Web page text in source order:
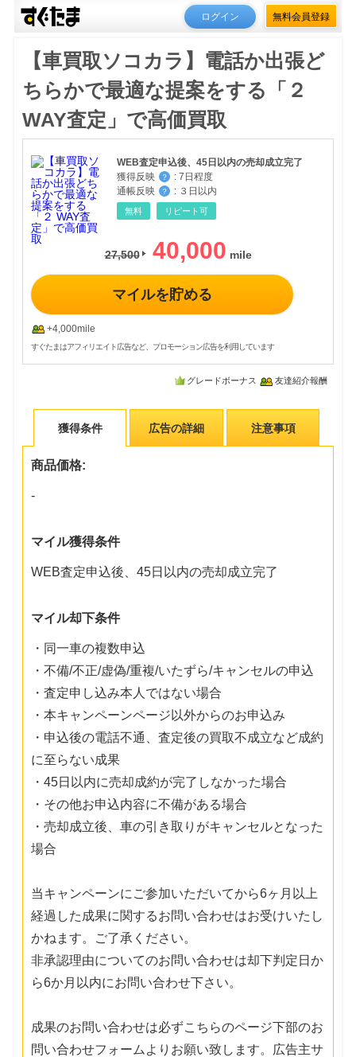
ログイン 無料会員登録
【車買取ソコカラ】電話か出張ど
ちらかで最適な提案をする「２
WAY査定」で高価買取
WEB査定申込後、45日以内の売却成立完了
獲得反映
？ : 7日程度
通帳反映
？ : ３日以内
無料 リピート可
27,500 40,000
マイルを貯める
+4,000mile
すぐたまはアフィリエイト広告など、プロモーション広告を利用しています
グレードボーナス 友達紹介報酬
獲得条件 広告の詳細 注意事項
商品価格:
-
マイル獲得条件
WEB査定申込後、45日以内の売却成立完了
マイル却下条件
・同一車の複数申込
・不備/不正/虚偽/重複/いたずら/キャンセルの申込
・査定申し込み本人ではない場合
・本キャンペーンページ以外からのお申込み
・申込後の電話不通、査定後の買取不成立など成約
に至らない成果
・45日以内に売却成約が完了しなかった場合
・その他お申込内容に不備がある場合
・売却成立後、車の引き取りがキャンセルとなった
場合
当キャンペーンにご参加いただいてから6ヶ月以上
経過した成果に関するお問い合わせはお受けいたし
かねます。ご了承ください。
非承認理由についてのお問い合わせは却下判定日か
ら6か月以内にお問い合わせ下さい。
成果のお問い合わせは必ずこちらのページ下部のお
問い合わせフォームよりお願い致します。広告主サ